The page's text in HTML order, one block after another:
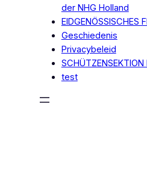
der NHG Holland
EIDGENÖSSISCHES
Geschiedenis
Privacybeleid
SCHÜTZENSEKTION
test